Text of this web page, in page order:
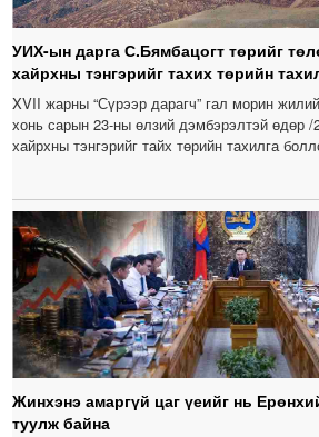
УИХ-ын дарга С.Бямбацогт төрийг
хайрхны тэнгэрийг тахих төрийн
XVII жарны “Сүрээр дарагч” гал морин
хонь сарын 23-ны өлзий дэмбэрэлтэй өдөр /
хайрхны тэнгэрийг тайх төрийн тахилга
Жинхэнэ амаргүй цаг үеийг нь
туулж байна